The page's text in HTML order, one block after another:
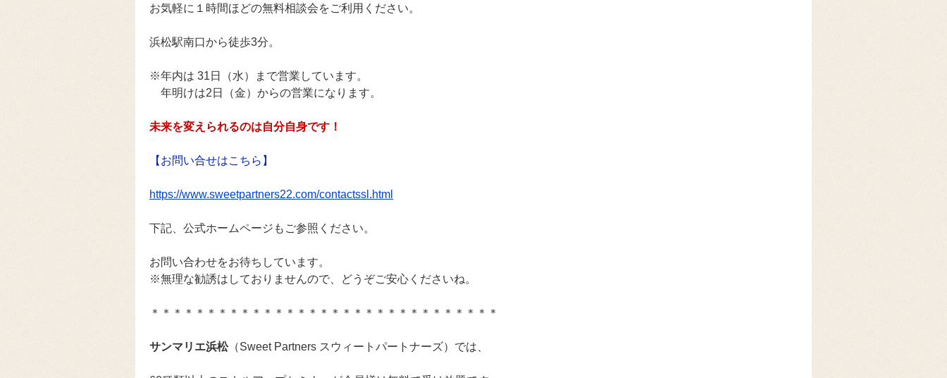
お気軽に１時間ほどの無料相談会をご利用ください。
浜松駅南口から徒歩3分。
※年内は 31日（水）まで営業しています。
年明けは2日（金）からの営業になります。
未来を変えられるのは自分自身です！
【お問い合せはこちら】
https://www.sweetpartners22.com/contactssl.html
下記、公式ホームページもご参照ください。
お問い合わせをお待ちしています。
※無理な勧誘はしておりませんので、どうぞご安心くださいね。
＊＊＊＊＊＊＊＊＊＊＊＊＊＊＊＊＊＊＊＊＊＊＊＊＊＊＊＊＊＊＊
サンマリエ浜松（Sweet Partners スウィートパートナーズ）では、